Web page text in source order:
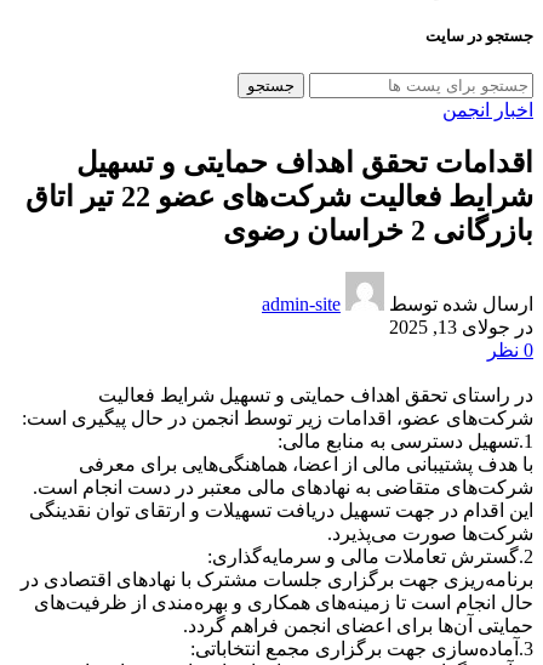
جستجو در سایت
جستجو
اخبار انجمن
اقدامات تحقق اهداف حمایتی و تسهیل
شرایط فعالیت شرکت‌های عضو 22 تیر اتاق
بازرگانی 2 خراسان رضوی
ارسال شده توسط
admin-site
در جولای 13, 2025
0 نظر
در راستای تحقق اهداف حمایتی و تسهیل شرایط فعالیت
شرکت‌های عضو، اقدامات زیر توسط انجمن در حال پیگیری است:
1.تسهیل دسترسی به منابع مالی:
با هدف پشتیبانی مالی از اعضا، هماهنگی‌هایی برای معرفی
شرکت‌های متقاضی به نهادهای مالی معتبر در دست انجام است.
این اقدام در جهت تسهیل دریافت تسهیلات و ارتقای توان نقدینگی
شرکت‌ها صورت می‌پذیرد.
2.گسترش تعاملات مالی و سرمایه‌گذاری:
برنامه‌ریزی جهت برگزاری جلسات مشترک با نهادهای اقتصادی در
حال انجام است تا زمینه‌های همکاری و بهره‌مندی از ظرفیت‌های
حمایتی آن‌ها برای اعضای انجمن فراهم گردد.
3.آماده‌سازی جهت برگزاری مجمع انتخاباتی: